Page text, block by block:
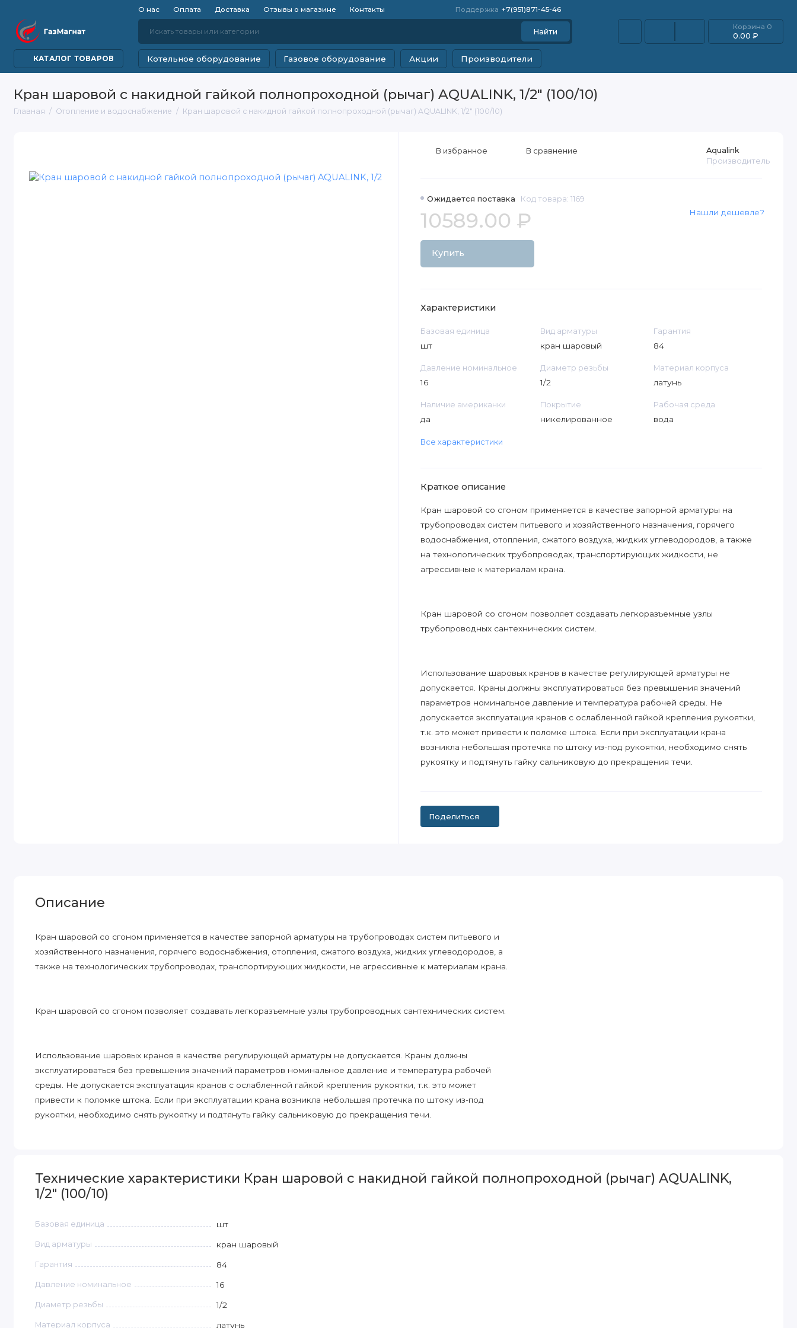
О нас Оплата Доставка Отзывы о магазине Контакты Поддержка +7(951)871-45-46
Найти
Корзина 0
0.00 ₽
КАТАЛОГ ТОВАРОВ Котельное оборудование Газовое оборудование Акции Производители
Кран шаровой с накидной гайкой полнопроходной (рычаг) AQUALINK, 1/2" (100/10)
Главная Отопление и водоснабжение Кран шаровой с накидной гайкой полнопроходной (рычаг) AQUALINK, 1/2" (100/10)
Ожидается поставка Код товара: 1169
Aqualink
Производитель
10589.00 ₽
Купить
Нашли дешевле?
В избранное В сравнение
Характеристики
Базовая единица
шт
Вид арматуры
кран шаровый
Гарантия
84
Давление номинальное
16
Диаметр резьбы
1/2
Материал корпуса
латунь
Наличие американки
да
Покрытие
никелированное
Рабочая среда
вода
Все характеристики
Краткое описание
Кран шаровой со сгоном применяется в качестве запорной арматуры на
трубопроводах систем питьевого и хозяйственного назначения, горячего
водоснабжения, отопления, сжатого воздуха, жидких углеводородов, а также
на технологических трубопроводах, транспортирующих жидкости, не
агрессивные к материалам крана.
Кран шаровой со сгоном позволяет создавать легкоразъемные узлы
трубопроводных сантехнических систем.
Использование шаровых кранов в качестве регулирующей арматуры не
допускается. Краны должны эксплуатироваться без превышения значений
параметров номинальное давление и температура рабочей среды. Не
допускается эксплуатация кранов с ослабленной гайкой крепления рукоятки,
т.к. это может привести к поломке штока. Если при эксплуатации крана
возникла небольшая протечка по штоку из-под рукоятки, необходимо снять
рукоятку и подтянуть гайку сальниковую до прекращения течи.
Поделиться
Описание
Кран шаровой со сгоном применяется в качестве запорной арматуры на трубопроводах систем питьевого и
хозяйственного назначения, горячего водоснабжения, отопления, сжатого воздуха, жидких углеводородов, а
также на технологических трубопроводах, транспортирующих жидкости, не агрессивные к материалам крана.
Кран шаровой со сгоном позволяет создавать легкоразъемные узлы трубопроводных сантехнических систем.
Использование шаровых кранов в качестве регулирующей арматуры не допускается. Краны должны
эксплуатироваться без превышения значений параметров номинальное давление и температура рабочей
среды. Не допускается эксплуатация кранов с ослабленной гайкой крепления рукоятки, т.к. это может
привести к поломке штока. Если при эксплуатации крана возникла небольшая протечка по штоку из-под
рукоятки, необходимо снять рукоятку и подтянуть гайку сальниковую до прекращения течи.
Технические характеристики Кран шаровой с накидной гайкой полнопроходной (рычаг) AQUALINK,
1/2" (100/10)
Базовая единица шт
Вид арматуры кран шаровый
Гарантия 84
Давление номинальное 16
Диаметр резьбы 1/2
Материал корпуса латунь